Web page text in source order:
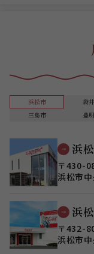
浜松市 袋
三島市
豊
浜
〒430-
浜松市
浜
〒432-
浜松市